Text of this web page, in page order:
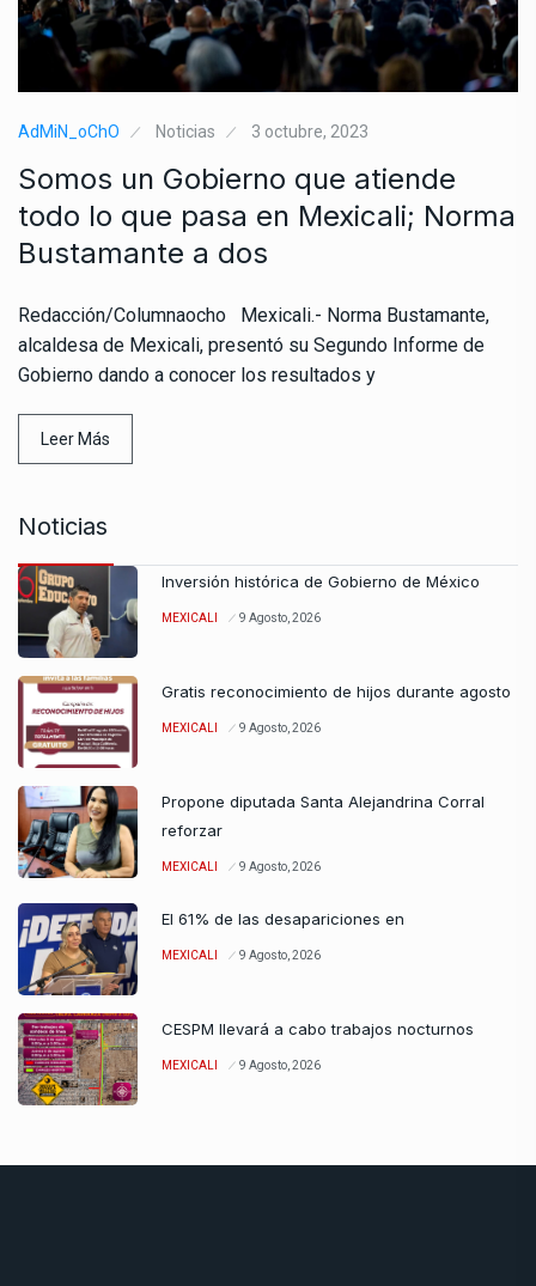
AdMiN_oChO Noticias 3 octubre, 2023
Somos un Gobierno que atiende
todo lo que pasa en Mexicali; Norma
Bustamante a dos
Redacción/Columnaocho Mexicali.- Norma Bustamante,
alcaldesa de Mexicali, presentó su Segundo Informe de
Gobierno dando a conocer los resultados y
Leer Más
Noticias
Inversión histórica de Gobierno de México
MEXICALI 9 Agosto, 2026
Gratis reconocimiento de hijos durante agosto
MEXICALI 9 Agosto, 2026
Propone diputada Santa Alejandrina Corral
reforzar
MEXICALI 9 Agosto, 2026
El 61% de las desapariciones en
MEXICALI 9 Agosto, 2026
CESPM llevará a cabo trabajos nocturnos
MEXICALI 9 Agosto, 2026